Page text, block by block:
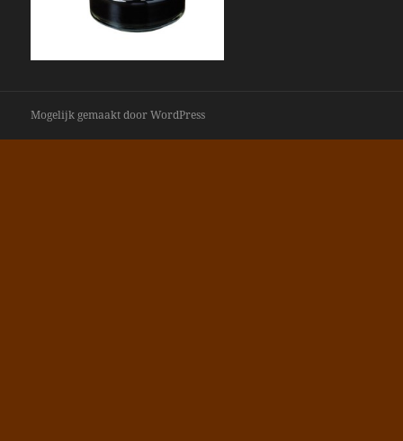
Mogelijk gemaakt door WordPress